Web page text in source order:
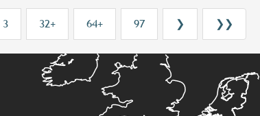
3 32+ 64+ 97 ❯ ❯❯